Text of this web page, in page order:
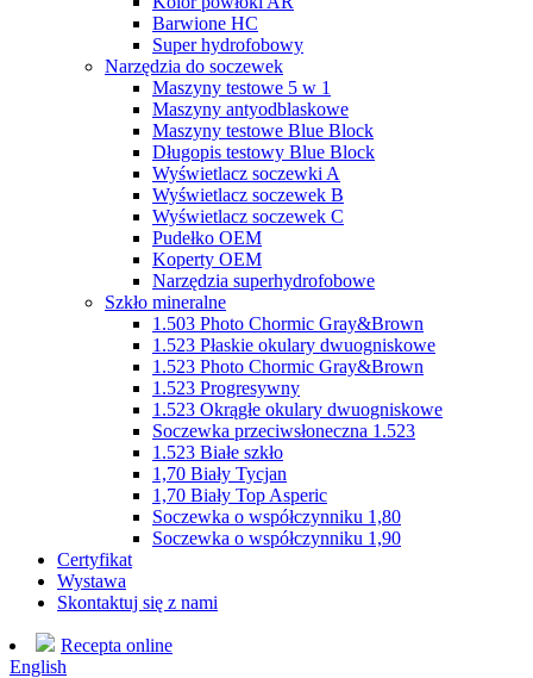
Barwione HC
Super hydrofobowy
Narzędzia do soczewek
Maszyny testowe 5 w 1
Maszyny antyodblaskowe
Maszyny testowe Blue Block
Długopis testowy Blue Block
Wyświetlacz soczewki A
Wyświetlacz soczewek B
Wyświetlacz soczewek C
Pudełko OEM
Koperty OEM
Narzędzia superhydrofobowe
Szkło mineralne
1.503 Photo Chormic Gray&Brown
1.523 Płaskie okulary dwuogniskowe
1.523 Photo Chormic Gray&Brown
1.523 Progresywny
1.523 Okrągłe okulary dwuogniskowe
Soczewka przeciwsłoneczna 1.523
1.523 Białe szkło
1,70 Biały Tycjan
1,70 Biały Top Asperic
Soczewka o współczynniku 1,80
Soczewka o współczynniku 1,90
Certyfikat
Wystawa
Skontaktuj się z nami
Recepta online
English